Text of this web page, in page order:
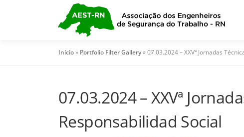
Início» Portfolio Filter Gallery»07.03.2024 – XXVª Jornadas
07.03.2024 – XXVª
Responsabilidad Social